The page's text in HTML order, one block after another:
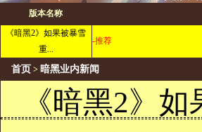
版本名称
《暗黑2》如果被暴雪
重...
-推荐
首页 > 暗黑业内新闻
《暗黑2》